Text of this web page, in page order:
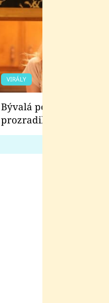
VIRÁLY
Bývalá pornoherečka
prozradila, co ji
natáčení Euforie.